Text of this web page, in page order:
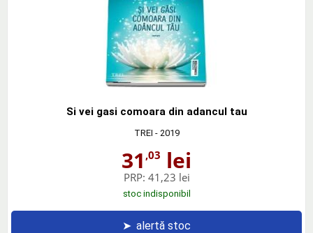
Si vei gasi comoara din adancul tau
TREI - 2019
31 ,03 lei
PRP: 41,23 lei
stoc indisponibil
➤ alertă stoc